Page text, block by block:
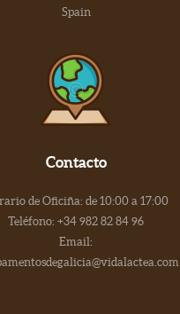
Spain
Contacto
de Oficiña: de 10:00 a 17:00
Teléfono: +34 982 82 84 96
Email: